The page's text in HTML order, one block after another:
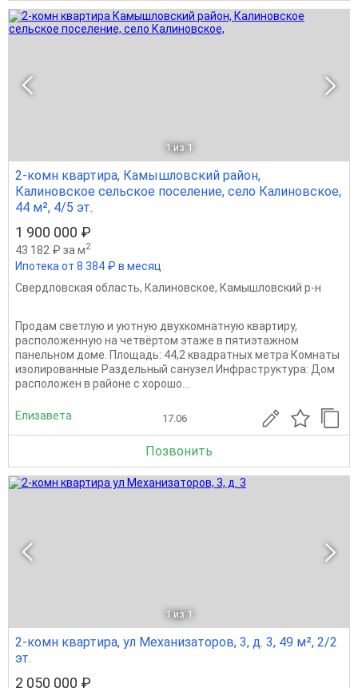
1 из 1
2-комн квартира, Камышловский район,
Калиновское сельское поселение, село Калиновское,
44 м², 4/5 эт.
1 900 000 ₽
43 182 ₽ за м2
Ипотека от 8 384 ₽ в месяц
Свердловская область, Калиновское, Камышловский р-н
Продам светлую и уютную двухкомнатную квартиру,
расположенную на четвёртом этаже в пятиэтажном
панельном доме. Площадь: 44,2 квадратных метра Комнаты
изолированные Раздельный санузел Инфраструктура: Дом
расположен в районе с хорошо...
Елизавета 17.06
Позвонить
1 из 1
2-комн квартира, ул Механизаторов, 3, д. 3, 49 м², 2/2
эт.
2 050 000 ₽